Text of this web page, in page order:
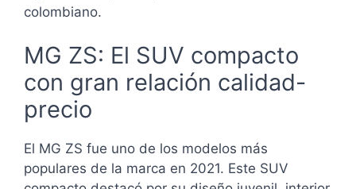
colombiano.
MG ZS: El SUV compacto
con gran relación calidad-
precio
El MG ZS fue uno de los modelos más
populares de la marca en 2021. Este SUV